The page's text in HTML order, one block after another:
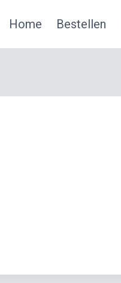
Home Bestellen